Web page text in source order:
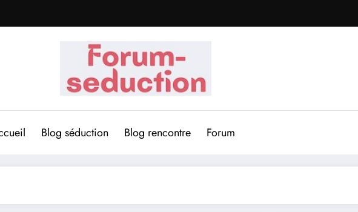
Blog séduction Blog rencontre Forum